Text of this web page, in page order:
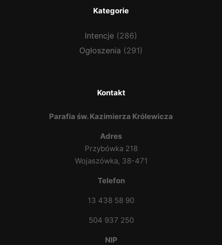
Kategorie
Intencje (286)
Ogłoszenia (291)
Kontakt
Parafia św. Kazimierza Królewicza
Adres
Przybówka 218
Wojaszówka, 38-471
Telefon
13 438 58 90
504 937 250
NIP